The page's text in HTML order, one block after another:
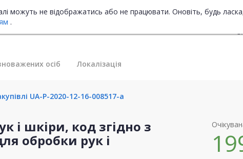
можуть не відображатись або не працювати. Оновіть, будь
.
осіб Локалізація
UA-P-2020-12-16-008517-a
і шкіри, код згідно з
обробки рук і